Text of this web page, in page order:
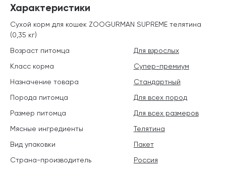
Характеристики
Сухой корм для кошек ZOOGURMAN SUPREME телятина
(0,35 кг)
Возраст питомца
Для взрослых
Класс корма
Супер-премиум
Назначение товара
Стандартный
Порода питомца
Для всех пород
Размер питомца
Для всех размеров
Мясные ингредиенты
Телятина
Вид упаковки
Пакет
Страна-производитель
Россия